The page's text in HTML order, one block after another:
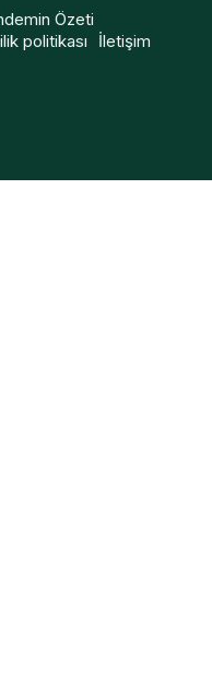
Özeti
politikası İletişim